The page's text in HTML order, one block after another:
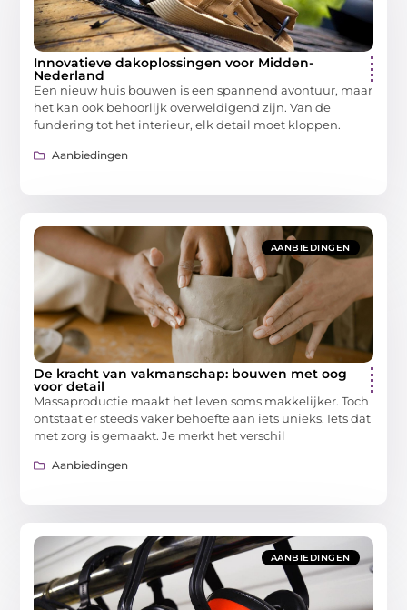
Innovatieve dakoplossingen voor Midden-
Nederland
Een nieuw huis bouwen is een spannend avontuur, maar
het kan ook behoorlijk overweldigend zijn. Van de
fundering tot het interieur, elk detail moet kloppen.
Aanbiedingen
AANBIEDINGEN
De kracht van vakmanschap: bouwen met oog
voor detail
Massaproductie maakt het leven soms makkelijker. Toch
ontstaat er steeds vaker behoefte aan iets unieks. Iets dat
met zorg is gemaakt. Je merkt het verschil
Aanbiedingen
AANBIEDINGEN